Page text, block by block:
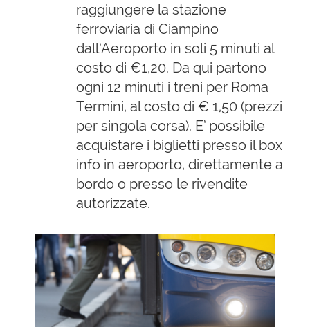
raggiungere la stazione
ferroviaria di Ciampino
dall’Aeroporto in soli 5 minuti al
costo di €1,20. Da qui partono
ogni 12 minuti i treni per Roma
Termini, al costo di € 1,50 (prezzi
per singola corsa). E’ possibile
acquistare i biglietti presso il box
info in aeroporto, direttamente a
bordo o presso le rivendite
autorizzate.